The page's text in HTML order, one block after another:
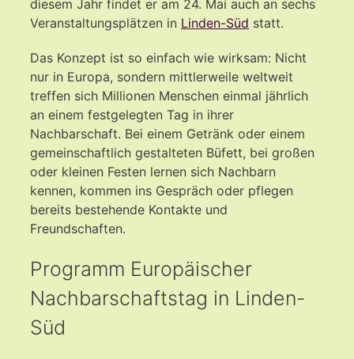
diesem Jahr findet er am 24. Mai auch an sechs
Veranstaltungsplätzen in Linden-Süd statt.
Das Konzept ist so einfach wie wirksam: Nicht
nur in Europa, sondern mittlerweile weltweit
treffen sich Millionen Menschen einmal jährlich
an einem festgelegten Tag in ihrer
Nachbarschaft. Bei einem Getränk oder einem
gemeinschaftlich gestalteten Büfett, bei großen
oder kleinen Festen lernen sich Nachbarn
kennen, kommen ins Gespräch oder pflegen
bereits bestehende Kontakte und
Freundschaften.
Programm Europäischer
Nachbarschaftstag in Linden-
Süd